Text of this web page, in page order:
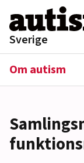
Hoppa till
Sverige
Om autism